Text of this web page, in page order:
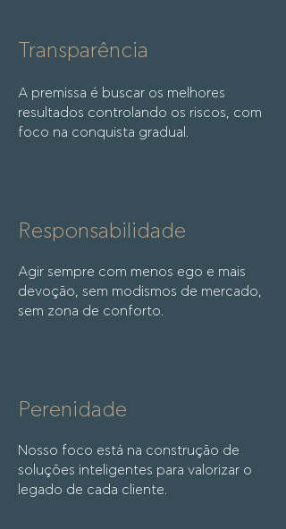
Transparência
A premissa é buscar os melhores
resultados controlando os riscos, com
foco na conquista gradual.
Responsabilidade​
Agir sempre com menos ego e mais
devoção, sem modismos de mercado,
sem zona de conforto.
Perenidade
Nosso foco está na construção de
soluções inteligentes para valorizar o
legado de cada cliente.